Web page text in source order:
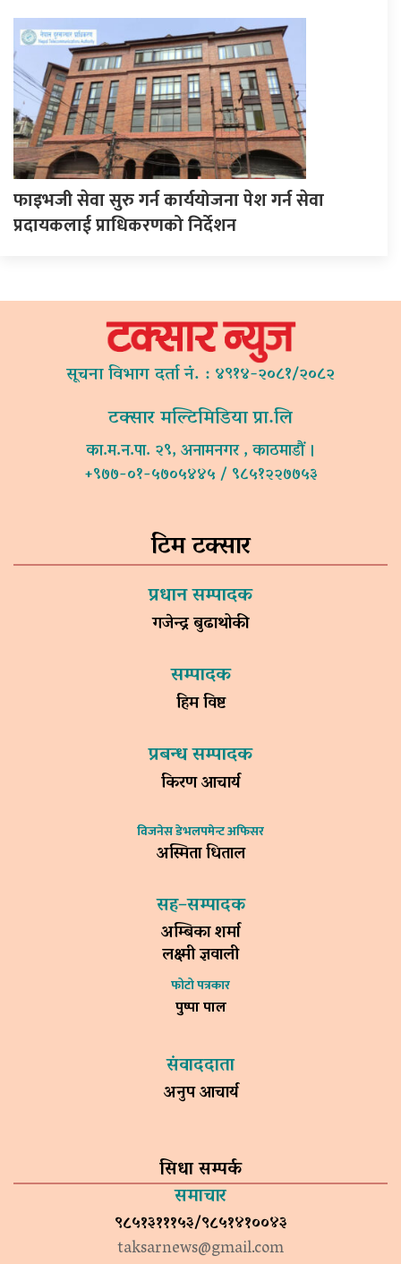
फाइभजी सेवा सुरु गर्न कार्ययोजना पेश गर्न सेवा
प्रदायकलाई प्राधिकरणको निर्देशन
सूचना विभाग दर्ता नं. : ४९१४-२०८१/२०८२
टक्सार मल्टिमिडिया प्रा.लि
का.म.न.पा. २९, अनामनगर , काठमाडौं ।
+९७७-०१-५७०५४४५ / ९८५१२२७७५३
टिम टक्सार
प्रधान सम्पादक
गजेन्द्र बुढाथोकी
सम्पादक
हिम विष्ट
प्रबन्ध सम्पादक
किरण आचार्य
विजनेस डेभलपमेन्ट अफिसर
अस्मिता धिताल
सह–सम्पादक
अम्बिका शर्मा
लक्ष्मी ज्ञवाली
फोटो पत्रकार
पुष्पा पाल
संवाददाता
अनुप आचार्य
सिधा सम्पर्क
समाचार
९८५१३१११५३/९८५१४१००४३
taksarnews@gmail.com